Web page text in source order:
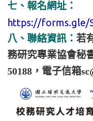
七、報名網址：
https://forms.gle/
八、聯絡資訊： 若
務研究專業協會秘
50188，電子信箱